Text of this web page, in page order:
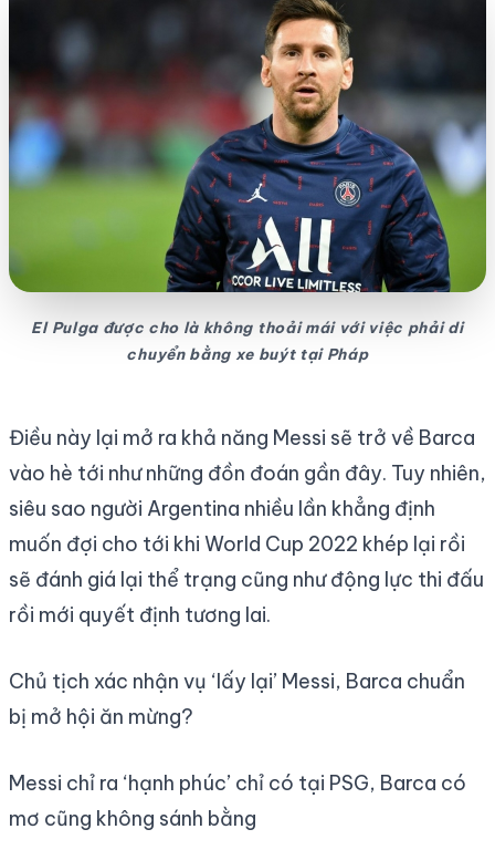
El Pulga được cho là không thoải mái với việc phải di
chuyển bằng xe buýt tại Pháp
Điều này lại mở ra khả năng Messi sẽ trở về Barca
vào hè tới như những đồn đoán gần đây. Tuy nhiên,
siêu sao người Argentina nhiều lần khẳng định
muốn đợi cho tới khi World Cup 2022 khép lại rồi
sẽ đánh giá lại thể trạng cũng như động lực thi đấu
rồi mới quyết định tương lai.
Chủ tịch xác nhận vụ ‘lấy lại’ Messi, Barca chuẩn
bị mở hội ăn mừng?
Messi chỉ ra ‘hạnh phúc’ chỉ có tại PSG, Barca có
mơ cũng không sánh bằng